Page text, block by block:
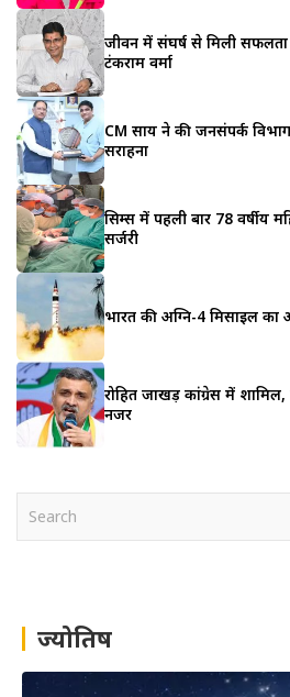
जीवन में संघर्ष से मिली सफलता
टंकराम वर्मा
CM साय ने की जनसंपर्क
सराहना
सिम्स में पहली बार 78
सर्जरी
भारत की अग्नि-4 मिसाइल
रोहित जाखड़ कांग्रेस में
नजर
h ज्योतिष